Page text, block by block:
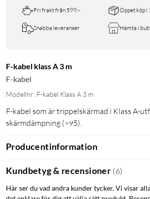
Fri frakt från 599:- Öppet köp i
Snabba leveranser Hämta i
F-kabel klass A 3 m
F-kabel
Modellnr: F-kabel Klass A 3 m
F-kabel som är trippelskärmad i Klass A-
skärmdämpning (>95).
Producentinformation
Kundbetyg & recensioner (6)
Här ser du vad andra kunder tycker. Vi visar